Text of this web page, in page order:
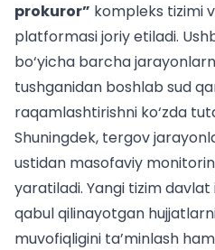
prokuror” kompleks tizimi
platformasi joriy etiladi.
bo‘yicha barcha
tushganidan boshlab sud
raqamlashtirishni ko‘zda
Shuningdek, tergov
ustidan masofaviy
yaratiladi. Yangi tizim
qabul qilinayotgan
muvofiqligini ta’minlash